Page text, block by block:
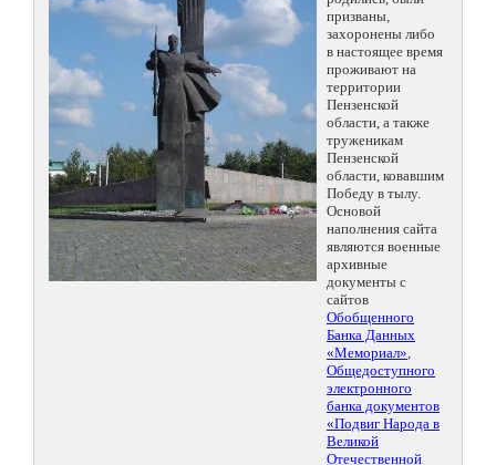
призваны,
захоронены либо
в настоящее время
проживают на
территории
Пензенской
области, а также
труженикам
Пензенской
области, ковавшим
Победу в тылу.
Основой
наполнения сайта
являются военные
архивные
документы с
сайтов
Обобщенного
Банка Данных
«Мемориал»,
Общедоступного
электронного
банка документов
«Подвиг Народа в
Великой
Отечественной